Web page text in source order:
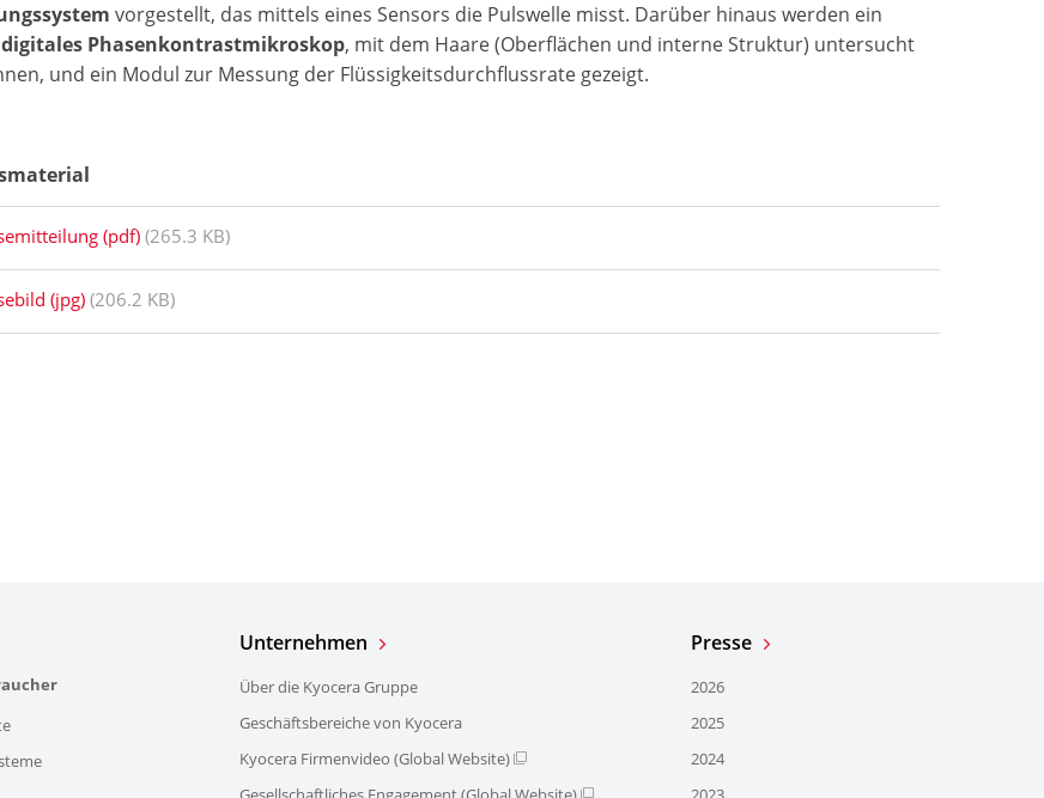
vorgestellt, das mittels eines Sensors die Pulswelle misst. Darüber hinaus werden ein
Phasenkontrastmikroskop, mit dem Haare (Oberflächen und interne Struktur) untersucht
und ein Modul zur Messung der Flüssigkeitsdurchflussrate gezeigt.
(pdf)(265.3 KB)
(jpg)(206.2 KB)
Unternehmen
Über die Kyocera Gruppe
Geschäftsbereiche von Kyocera
Kyocera Firmenvideo (Global Website)
Presse
2026
2025
2024